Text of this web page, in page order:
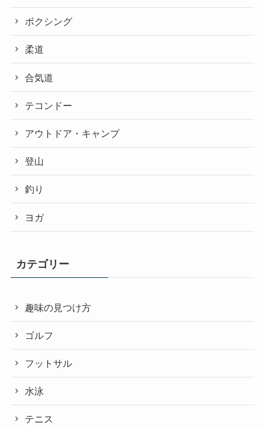
ボクシング
柔道
合気道
テコンドー
アウトドア・キャンプ
登山
釣り
ヨガ
カテゴリー
趣味の見つけ方
ゴルフ
フットサル
水泳
テニス